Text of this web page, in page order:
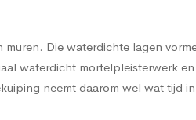
Die waterdichte lagen
waterdicht mortelpleisterwerk
neemt daarom wel wat tijd